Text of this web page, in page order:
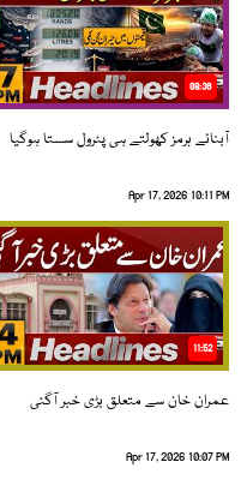
08:36
آبنائے ہرمز کھولتے ہی پٹرول سستا ہوگیا
Apr 17, 2026 10:11 PM
11:52
عمران خان سے متعلق بڑی خبر آگئی
Apr 17, 2026 10:07 PM